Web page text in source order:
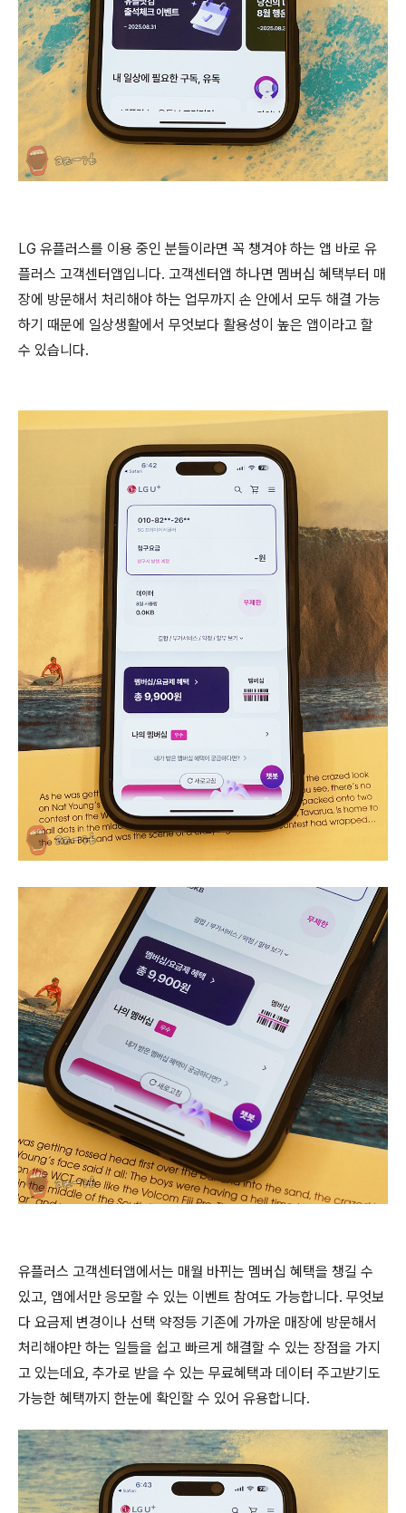
LG 유플러스를 이용 중인 분들이라면 꼭 챙겨야 하는 앱 바로 유
플러스 고객센터앱입니다. 고객센터앱 하나면 멤버십 혜택부터 매
장에 방문해서 처리해야 하는 업무까지 손 안에서 모두 해결 가능
하기 때문에 일상생활에서 무엇보다 활용성이 높은 앱이라고 할
수 있습니다.
유플러스 고객센터앱에서는 매월 바뀌는 멤버십 혜택을 챙길 수
있고, 앱에서만 응모할 수 있는 이벤트 참여도 가능합니다. 무엇보
다 요금제 변경이나 선택 약정등 기존에 가까운 매장에 방문해서
처리해야만 하는 일들을 쉽고 빠르게 해결할 수 있는 장점을 가지
고 있는데요, 추가로 받을 수 있는 무료혜택과 데이터 주고받기도
가능한 혜택까지 한눈에 확인할 수 있어 유용합니다.